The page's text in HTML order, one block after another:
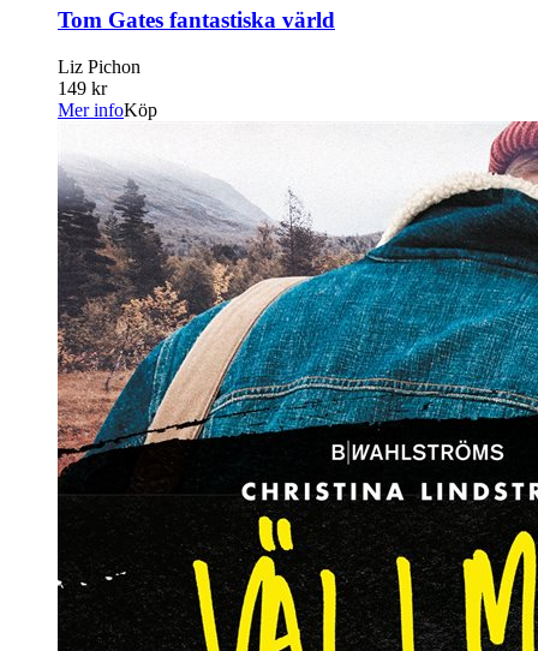
Tom Gates fantastiska värld
Liz Pichon
149 kr
Mer infoKöp